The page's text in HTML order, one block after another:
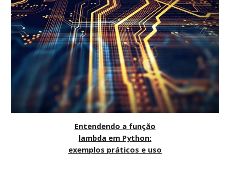
Entendendo a função
lambda em Python:
exemplos práticos e uso